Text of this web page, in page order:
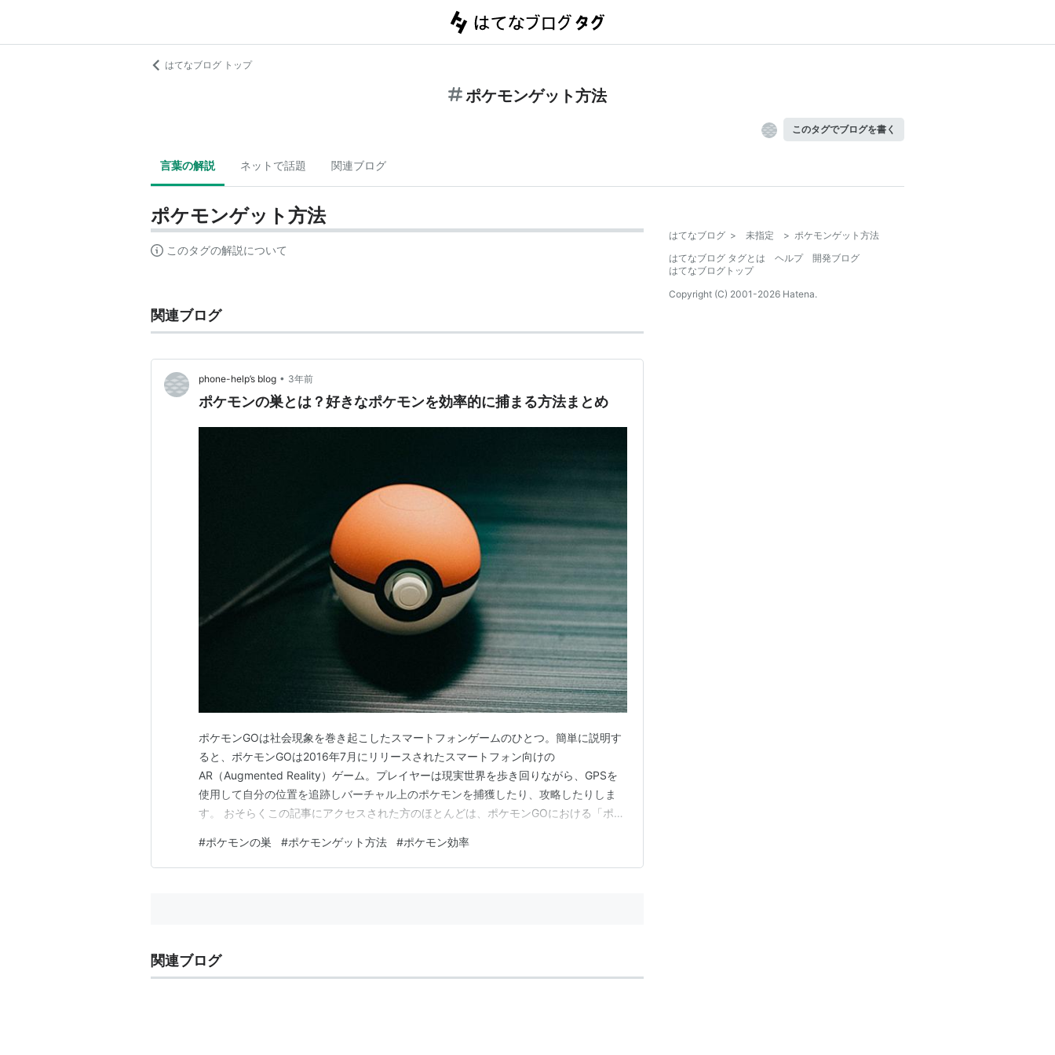
はてなブログ トップ
ポケモンゲット方法
このタグでブログを書く
言葉の解説 ネットで話題 関連ブログ
ポケモンゲット方法
このタグの解説について
関連ブログ
phone-help’s blog • 3年前
ポケモンの巣とは？好きなポケモンを効率的に捕まる方法まとめ
ポケモンGOは社会現象を巻き起こしたスマートフォンゲームのひとつ。簡単に説明す
ると、ポケモンGOは2016年7月にリリースされたスマートフォン向けの
AR（Augmented Reality）ゲーム。プレイヤーは現実世界を歩き回りながら、GPSを
使用して自分の位置を追跡しバーチャル上のポケモンを捕獲したり、攻略したりしま
す。 おそらくこの記事にアクセスされた方のほとんどは、ポケモンGOにおける「ポケ
おける巣と各ポケモンを効率的に捕まえる方法について詳しく解説していきます。
【この記事でわかること】  ポケモンの巣を見…
#ポケモンの巣 #ポケモンゲット方法 #ポケモン効率
関連ブログ
はてなブログ > 未指定 > ポケモンゲット方法
はてなブログ タグとは
ヘルプ
開発ブログ
はてなブログトップ
Copyright (C) 2001-2026 Hatena.